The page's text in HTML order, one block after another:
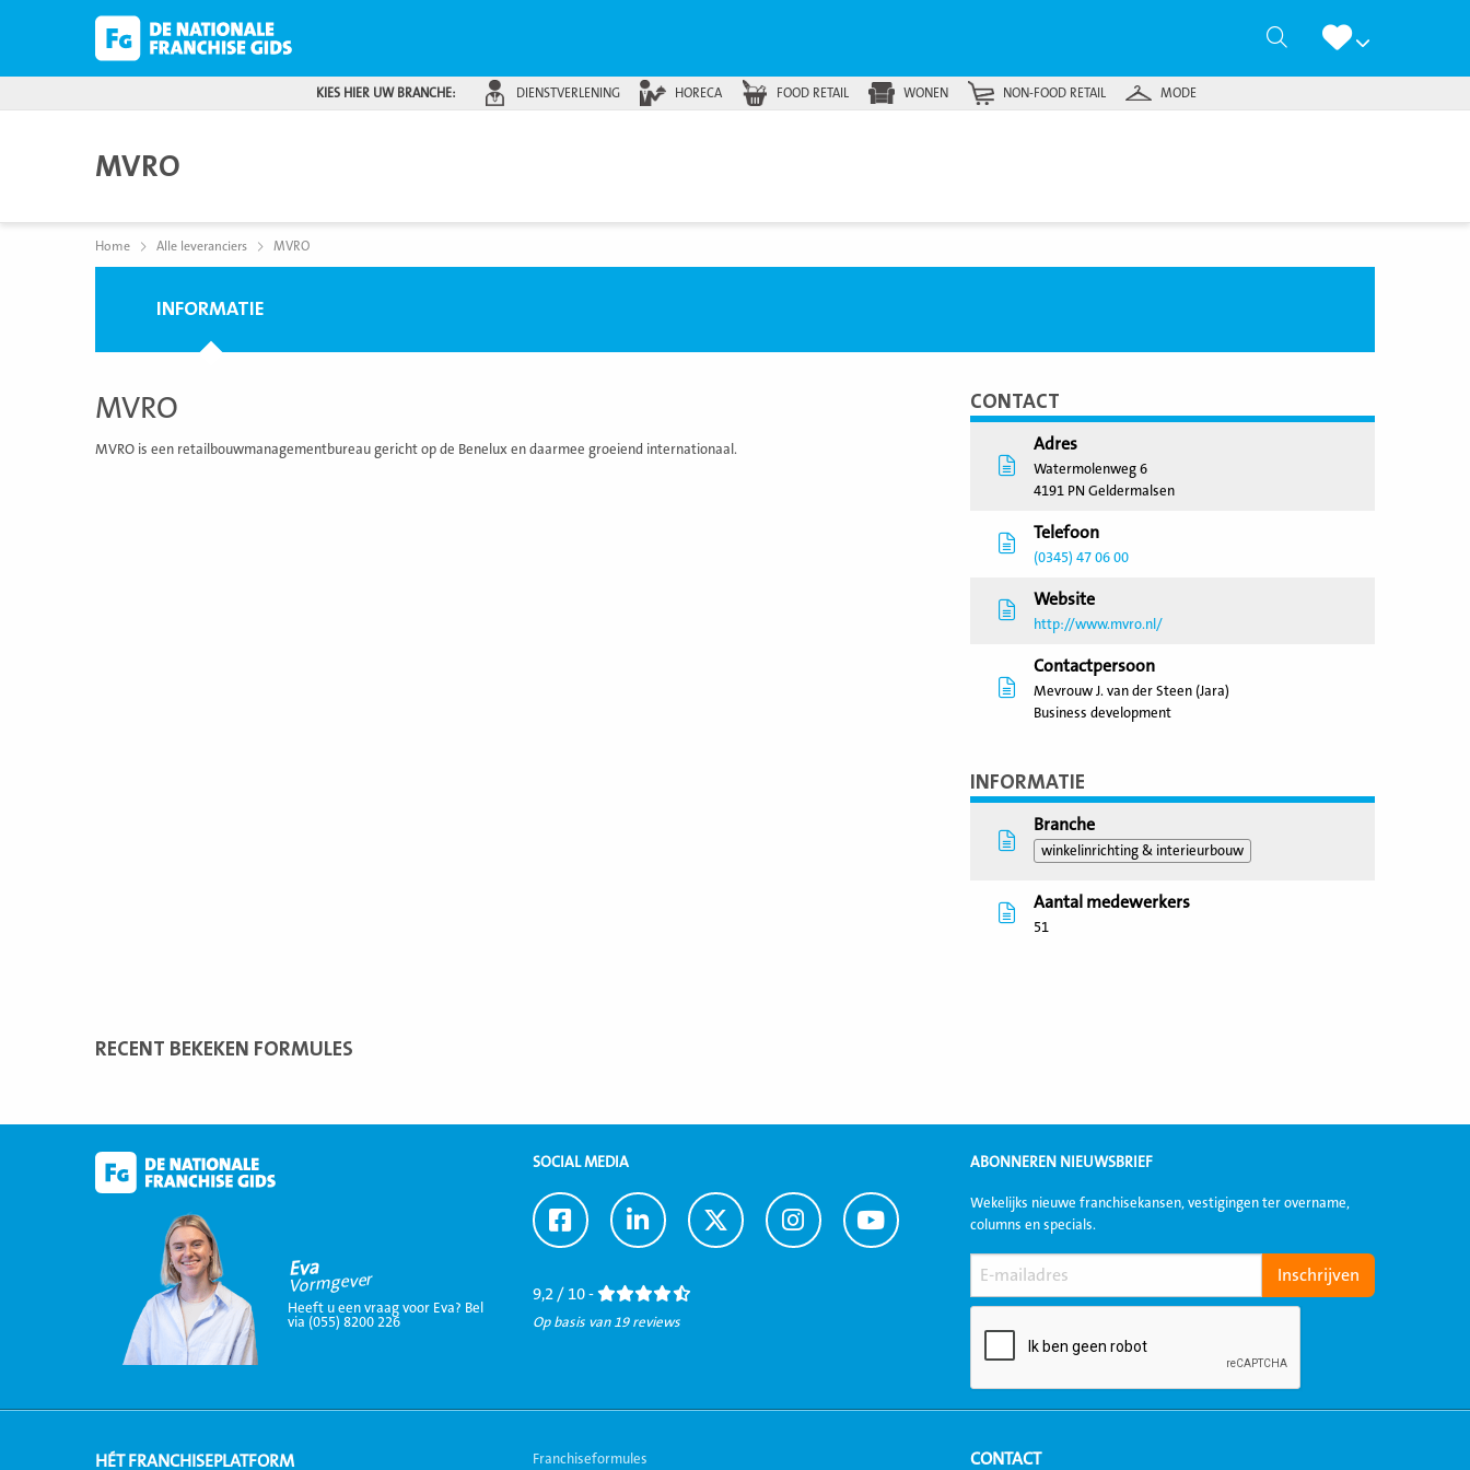
Zoeken
KIES HIER UW BRANCHE: DIENSTVERLENING HORECA FOOD RETAIL WONEN NON-FOOD RETAIL MODE
MVRO
Home Alle leveranciers MVRO
INFORMATIE
MVRO
MVRO is een retailbouwmanagementbureau gericht op de Benelux en daarmee groeiend internationaal.
CONTACT
Adres
Watermolenweg 6
4191 PN Geldermalsen
Telefoon
(0345) 47 06 00
Website
http://www.mvro.nl/
Contactpersoon
Mevrouw J. van der Steen (Jara)
Business development
INFORMATIE
Branche
winkelinrichting & interieurbouw
Aantal medewerkers
51
RECENT BEKEKEN FORMULES
Eva
Vormgever
Heeft u een vraag voor Eva? Bel
via (055) 8200 226
SOCIAL MEDIA
Ga
naar
Ga
naar
Ga
naar
Ga
naar
Ga
naar
9,2 / 10 -
Op basis van 19 reviews
ABONNEREN NIEUWSBRIEF
Wekelijks nieuwe franchisekansen, vestigingen ter overname,
columns en specials.
HÉT FRANCHISEPLATFORM Franchiseformules CONTACT